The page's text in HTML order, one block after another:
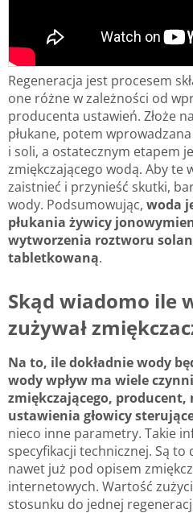
Regeneracja jest procesem
one różne w zależności od
producenta ustawień. Złoże
płukane, potem
i soli, a ostatecznym etapem
zmiękczającego wodą. Aby te
zaistnieć i przynieść skutki,
wody. Podsumowując, woda
płukania żywicy
wytworzenia roztworu
tabletkowaną.
Skąd wiadomo ile
zużywał
Na to, ile dokładnie wody
wody wpływ ma wiele
zmiękczającego, producent,
ustawienia głowicy
nieco inne parametry. Takie
specyfikacji technicznej. Są to
nawet już pod opisem
internetowych. Wartość
stosunku do jednej